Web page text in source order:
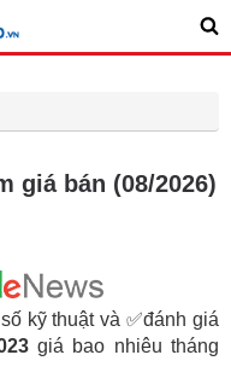
giá bán (08/2026)
kỹ thuật và ✅đánh giá
giá bao nhiêu tháng